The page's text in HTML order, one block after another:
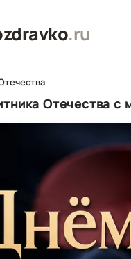
.ru
Отечества с